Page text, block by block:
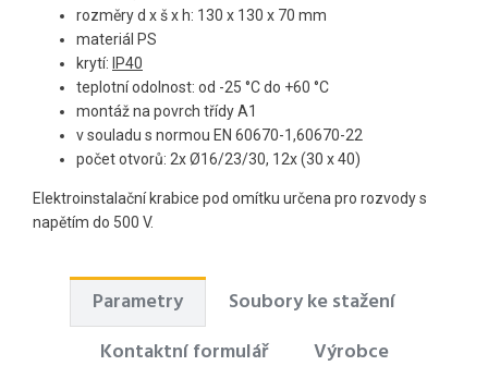
rozměry d x š x h: 130 x 130 x 70 mm
materiál PS
krytí: IP40
teplotní odolnost: od -25 °C do +60 °C
montáž na povrch třídy A1
v souladu s normou EN 60670-1,60670-22
počet otvorů: 2x Ø16/23/30, 12x (30 x 40)
Elektroinstalační krabice pod omítku určena pro rozvody s
napětím do 500 V.
Parametry
Soubory ke stažení
Kontaktní formulář
Výrobce